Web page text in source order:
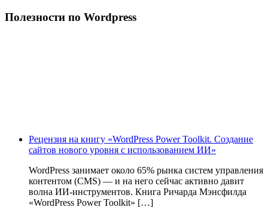
Полезности по Wordpress
Рецензия на книгу «WordPress Power Toolkit. Создание
сайтов нового уровня с использованием ИИ»
WordPress занимает около 65% рынка систем управления
контентом (CMS) — и на него сейчас активно давит
волна ИИ‑инструментов. Книга Ричарда Мэнсфилда
«WordPress Power Toolkit» […]